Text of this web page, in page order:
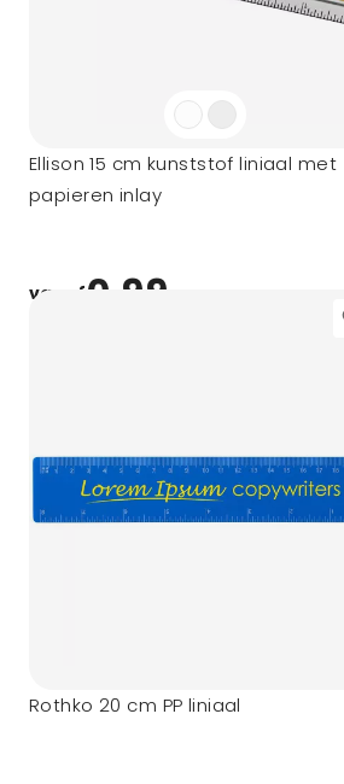
Ellison 15 cm kunststof liniaal met
papieren inlay
vanaf0,99
Rothko 20 cm PP liniaal